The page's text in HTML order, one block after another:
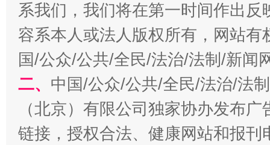
全民健身五年计划来了！等你上场
系我们，我们将在第一时间作出
容系本人或法人版权所有，网站
国/公众/公共/全民/法治/法制/新闻
二、 中国/公众/公共/全民/法治/法
（北京）有限公司独家协办发布
链接，授权合法、健康网站和报